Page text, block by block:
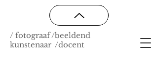
/ fotograaf /beeldend
kunstenaar /docent